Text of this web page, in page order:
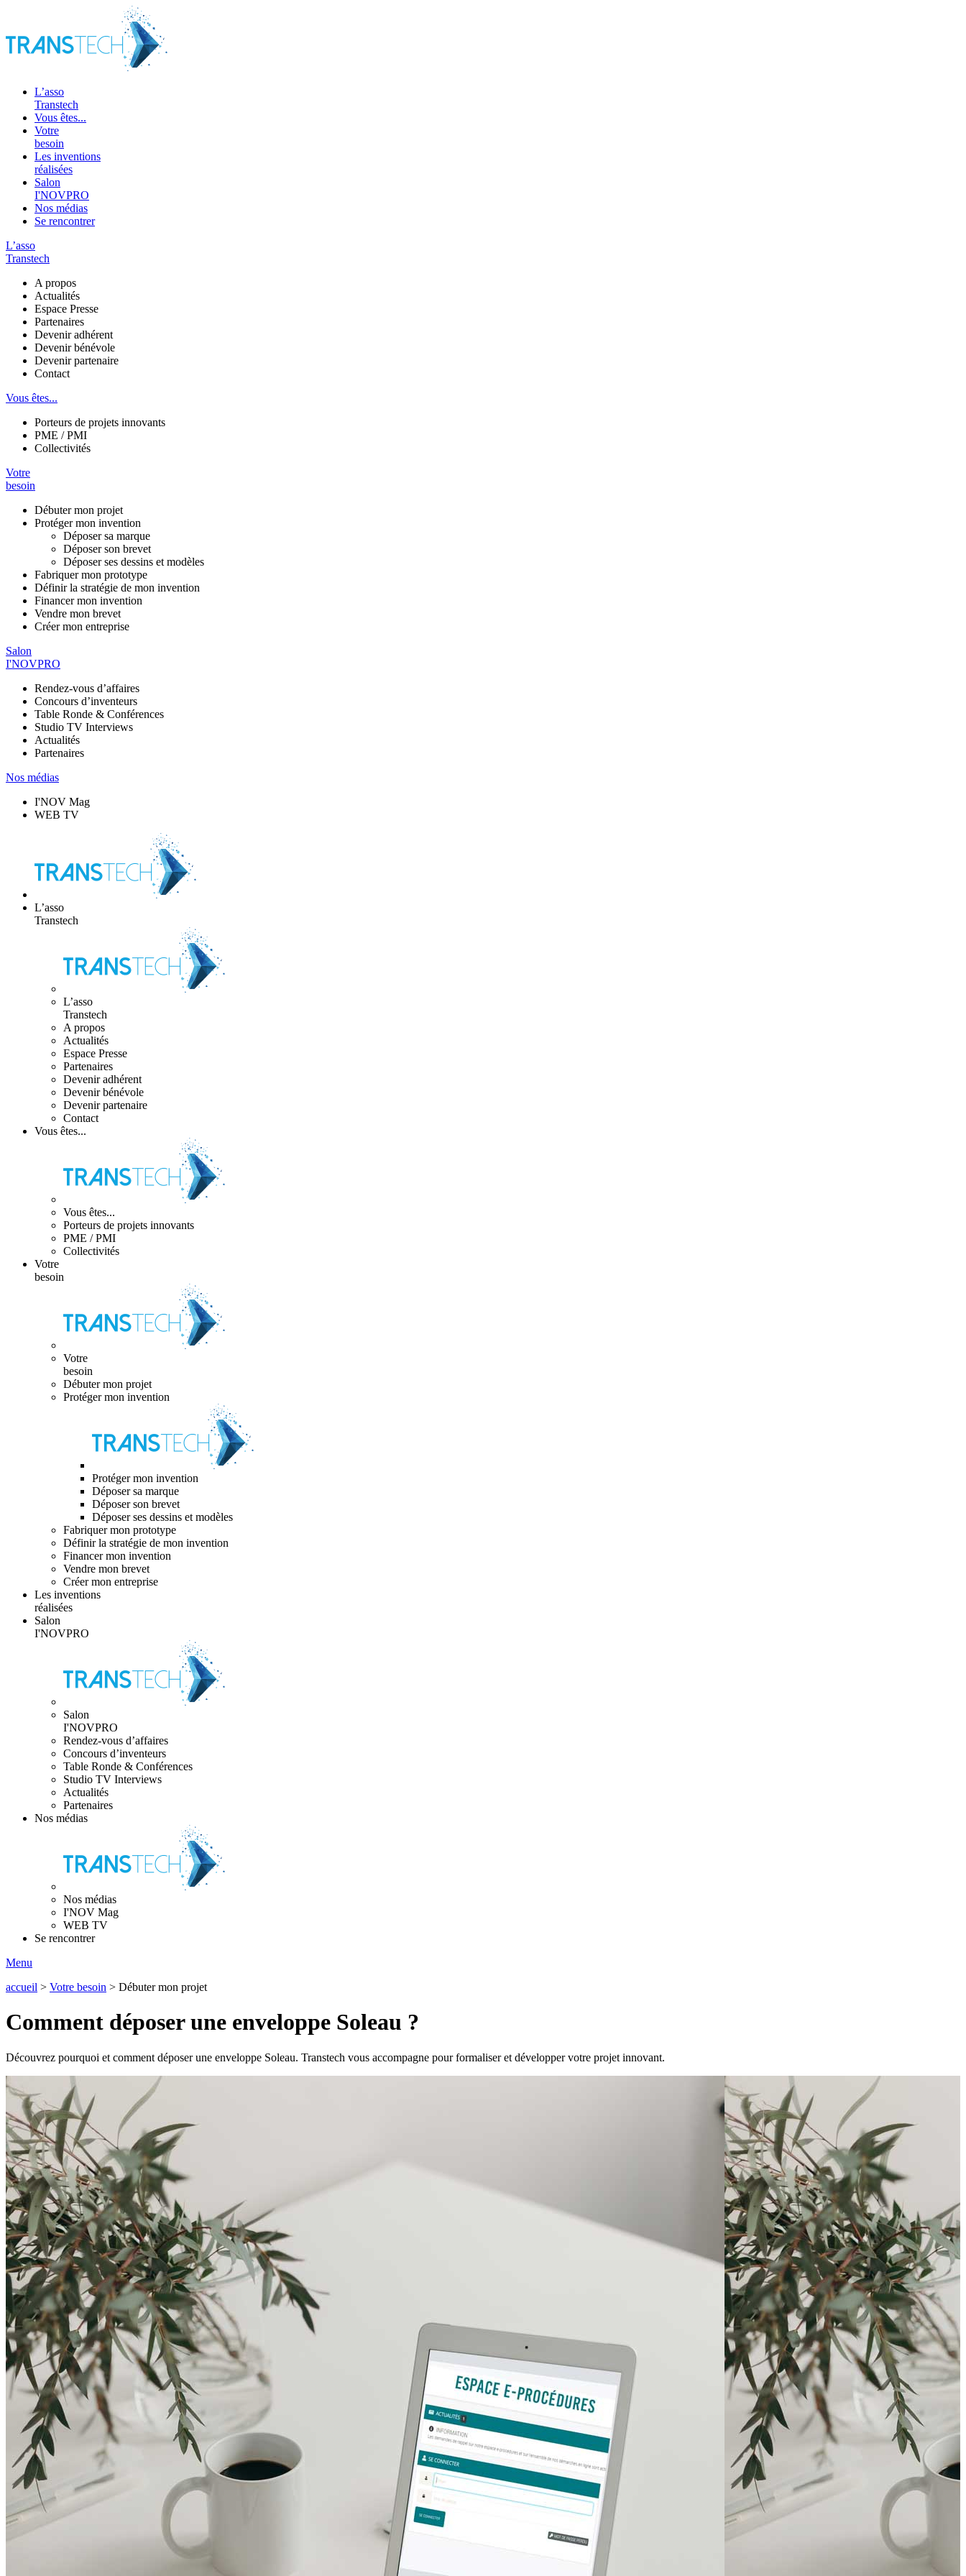
L’asso
Transtech
Vous êtes...
Votre
besoin
Les inventions
réalisées
Salon
I'NOVPRO
Nos médias
Se rencontrer
L’asso
Transtech
A propos
Actualités
Espace Presse
Partenaires
Devenir adhérent
Devenir bénévole
Devenir partenaire
Contact
Vous êtes...
Porteurs de projets innovants
PME / PMI
Collectivités
Votre
besoin
Débuter mon projet
Protéger mon invention
Déposer sa marque
Déposer son brevet
Déposer ses dessins et modèles
Fabriquer mon prototype
Définir la stratégie de mon invention
Financer mon invention
Vendre mon brevet
Créer mon entreprise
Salon
I'NOVPRO
Rendez-vous d’affaires
Concours d’inventeurs
Table Ronde & Conférences
Studio TV Interviews
Actualités
Partenaires
Nos médias
I'NOV Mag
WEB TV
L’asso
Transtech
L’asso
Transtech
A propos
Actualités
Espace Presse
Partenaires
Devenir adhérent
Devenir bénévole
Devenir partenaire
Contact
Vous êtes...
Vous êtes...
Porteurs de projets innovants
PME / PMI
Collectivités
Votre
besoin
Votre
besoin
Débuter mon projet
Protéger mon invention
Protéger mon invention
Déposer sa marque
Déposer son brevet
Déposer ses dessins et modèles
Fabriquer mon prototype
Définir la stratégie de mon invention
Financer mon invention
Vendre mon brevet
Créer mon entreprise
Les inventions
réalisées
Salon
I'NOVPRO
Salon
I'NOVPRO
Rendez-vous d’affaires
Concours d’inventeurs
Table Ronde & Conférences
Studio TV Interviews
Actualités
Partenaires
Nos médias
Nos médias
I'NOV Mag
WEB TV
Se rencontrer
Menu
accueil > Votre besoin > Débuter mon projet
Comment déposer une enveloppe Soleau ?
Découvrez pourquoi et comment déposer une enveloppe Soleau. Transtech vous accompagne pour formaliser et développer votre projet innovant.